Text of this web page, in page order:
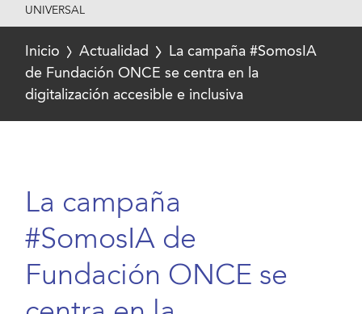
UNIVERSAL
Inicio Actualidad
La campaña #SomosIA
de Fundación ONCE se centra en la
digitalización accesible e inclusiva
La campaña
#SomosIA de
Fundación ONCE se